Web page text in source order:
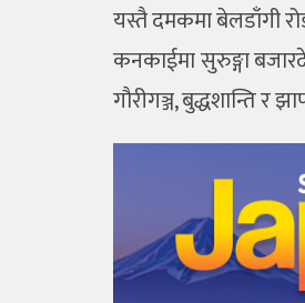
यस्तै दमकमा बेलडाँगी
कनकाईमा सुरुङ्गा
गौरीगञ्ज, बुद्धशान्ति र